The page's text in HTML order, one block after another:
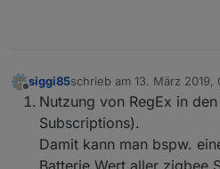
Offline
siggi85schrieb am 13. März 2019,
zuletzt editiert von siggi85
Nutzung von RegEx in
Subscriptions).
Damit kann man bspw.
Batterie Wert aller zigbee